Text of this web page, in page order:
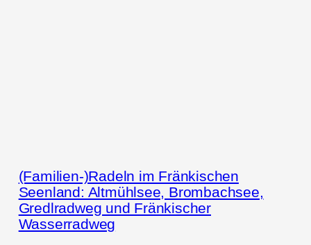
(Familien-)Radeln im Fränkischen
Seenland: Altmühlsee, Brombachsee,
Gredlradweg und Fränkischer
Wasserradweg